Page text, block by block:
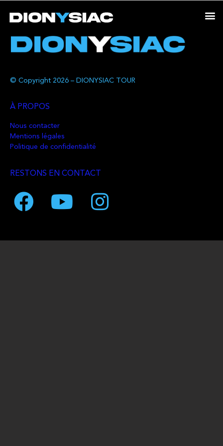
© Copyright 2026 – DIONYSIAC TOUR
À PROPOS
Nous contacter
Mentions légales
Politique de confidentialité
RESTONS EN CONTACT